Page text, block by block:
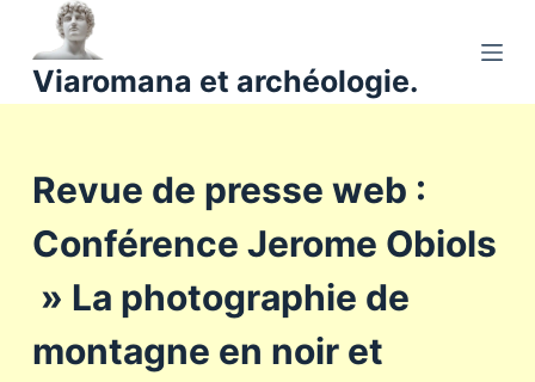
a
u
Viaromana et archéologie.
Revue de presse web :
Conférence Jerome Obiols
» La photographie de
montagne en noir et